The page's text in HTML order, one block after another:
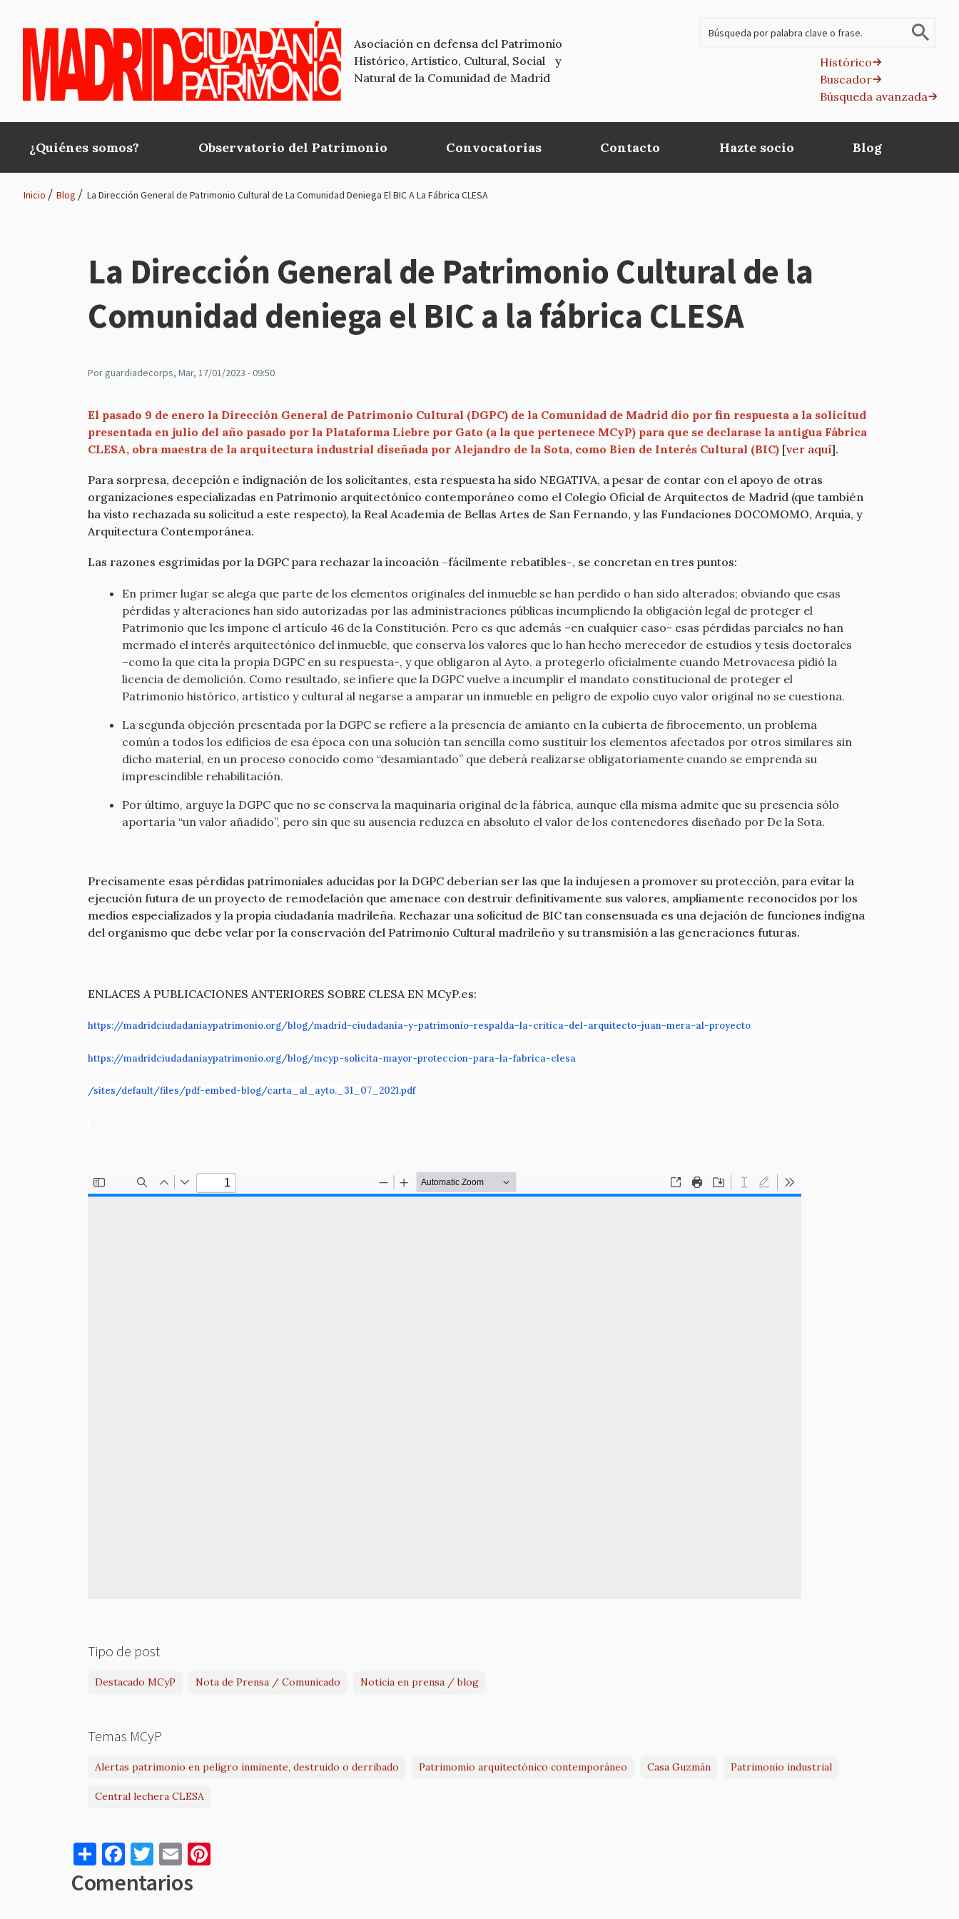
Asociación en defensa del Patrimonio
Histórico, Artístico, Cultural, Social y
Natural de la Comunidad de Madrid
Histórico
Buscador
Búsqueda avanzada
Main
navigation
¿Quiénes somos? Observatorio del Patrimonio Convocatorias Contacto Hazte socio Blog
navegación
Inicio Blog La Dirección General de Patrimonio Cultural de La Comunidad Deniega El BIC A La Fábrica CLESA
La Dirección General de Patrimonio Cultural de la
Comunidad deniega el BIC a la fábrica CLESA
Porguardiadecorps, Mar, 17/01/2023 - 09:50
El pasado 9 de enero la Dirección General de Patrimonio Cultural (DGPC) de la Comunidad de Madrid dio por fin respuesta a la solicitud
presentada en julio del año pasado por la Plataforma Liebre por Gato (a la que pertenece MCyP) para que se declarase la antigua Fábrica
CLESA, obra maestra de la arquitectura industrial diseñada por Alejandro de la Sota, como Bien de Interés Cultural (BIC) [ver aquí].
Para sorpresa, decepción e indignación de los solicitantes, esta respuesta ha sido NEGATIVA, a pesar de contar con el apoyo de otras
organizaciones especializadas en Patrimonio arquitectónico contemporáneo como el Colegio Oficial de Arquitectos de Madrid (que también
ha visto rechazada su solicitud a este respecto), la Real Academia de Bellas Artes de San Fernando, y las Fundaciones DOCOMOMO, Arquia, y
Arquitectura Contemporánea.
Las razones esgrimidas por la DGPC para rechazar la incoación –fácilmente rebatibles-, se concretan en tres puntos:
En primer lugar se alega que parte de los elementos originales del inmueble se han perdido o han sido alterados; obviando que esas
pérdidas y alteraciones han sido autorizadas por las administraciones públicas incumpliendo la obligación legal de proteger el
Patrimonio que les impone el artículo 46 de la Constitución. Pero es que además –en cualquier caso- esas pérdidas parciales no han
mermado el interés arquitectónico del inmueble, que conserva los valores que lo han hecho merecedor de estudios y tesis doctorales
–como la que cita la propia DGPC en su respuesta-, y que obligaron al Ayto. a protegerlo oficialmente cuando Metrovacesa pidió la
licencia de demolición. Como resultado, se infiere que la DGPC vuelve a incumplir el mandato constitucional de proteger el
Patrimonio histórico, artístico y cultural al negarse a amparar un inmueble en peligro de expolio cuyo valor original no se cuestiona.
La segunda objeción presentada por la DGPC se refiere a la presencia de amianto en la cubierta de fibrocemento, un problema
común a todos los edificios de esa época con una solución tan sencilla como sustituir los elementos afectados por otros similares sin
dicho material, en un proceso conocido como “desamiantado” que deberá realizarse obligatoriamente cuando se emprenda su
imprescindible rehabilitación.
Por último, arguye la DGPC que no se conserva la maquinaria original de la fábrica, aunque ella misma admite que su presencia sólo
aportaría “un valor añadido”, pero sin que su ausencia reduzca en absoluto el valor de los contenedores diseñado por De la Sota.
Precisamente esas pérdidas patrimoniales aducidas por la DGPC deberían ser las que la indujesen a promover su protección, para evitar la
ejecución futura de un proyecto de remodelación que amenace con destruir definitivamente sus valores, ampliamente reconocidos por los
medios especializados y la propia ciudadanía madrileña. Rechazar una solicitud de BIC tan consensuada es una dejación de funciones indigna
del organismo que debe velar por la conservación del Patrimonio Cultural madrileño y su transmisión a las generaciones futuras.
ENLACES A PUBLICACIONES ANTERIORES SOBRE CLESA EN MCyP.es:
https://madridciudadaniaypatrimonio.org/blog/madrid-ciudadania-y-patrimonio-respalda-la-critica-del-arquitecto-juan-mera-al-proyecto
https://madridciudadaniaypatrimonio.org/blog/mcyp-solicita-mayor-proteccion-para-la-fabrica-clesa
/sites/default/files/pdf-embed-blog/carta_al_ayto._31_07_2021.pdf
Tipo de post
Destacado MCyP Nota de Prensa / Comunicado Noticia en prensa / blog
Temas MCyP
Alertas patrimonio en peligro inminente, destruido o derribado Patrimomio arquitectónico contemporáneo Casa Guzmán Patrimonio industrial
Central lechera CLESA
S
h
ar
F
a
c
T
w
it
E
m
ai
Comentarios